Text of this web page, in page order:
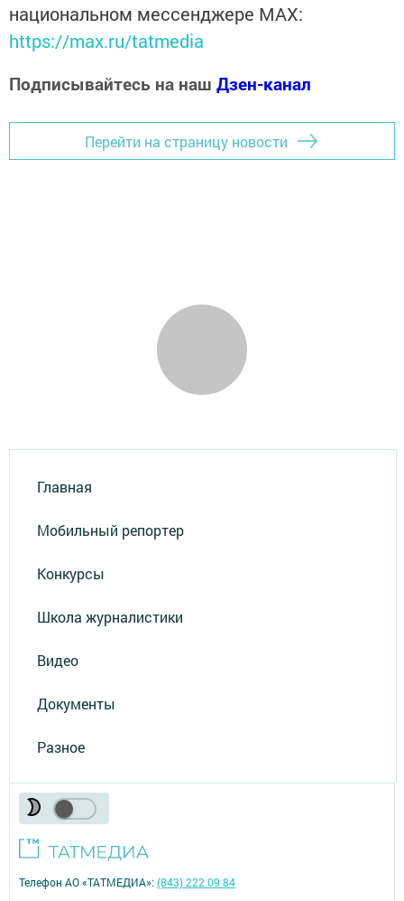
национальном мессенджере MАХ:
https://max.ru/tatmedia
Подписывайтесь на наш Дзен-канал
Перейти на страницу новости
Главная
Мобильный репортер
Конкурсы
Школа журналистики
Видео
Документы
Разное
Телефон АО «ТАТМЕДИА»:(843) 222 09 84